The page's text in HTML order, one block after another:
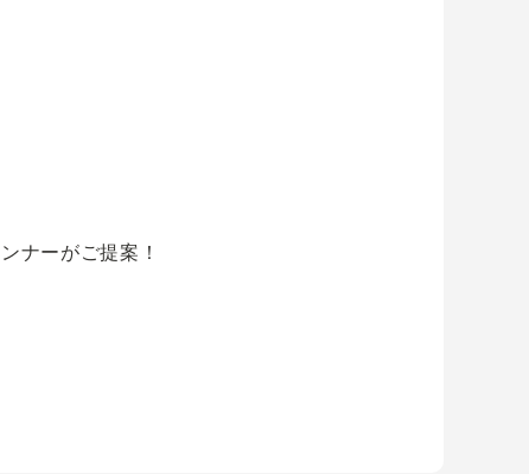
ナーがご提案！